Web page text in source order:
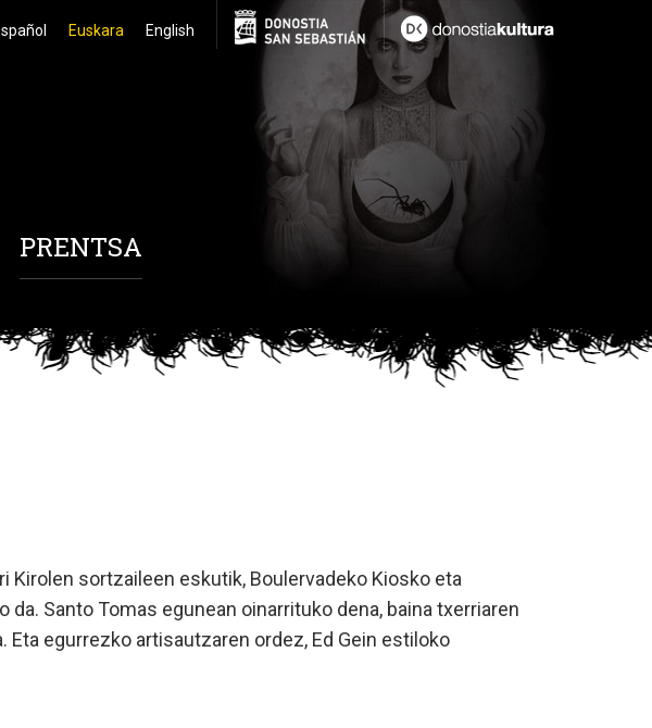
Euskara English
PRENTSA
Kirolen sortzaileen eskutik, Boulervadeko Kiosko eta
Santo Tomas egunean oinarrituko dena, baina txerriaren
Eta egurrezko artisautzaren ordez, Ed Gein estiloko